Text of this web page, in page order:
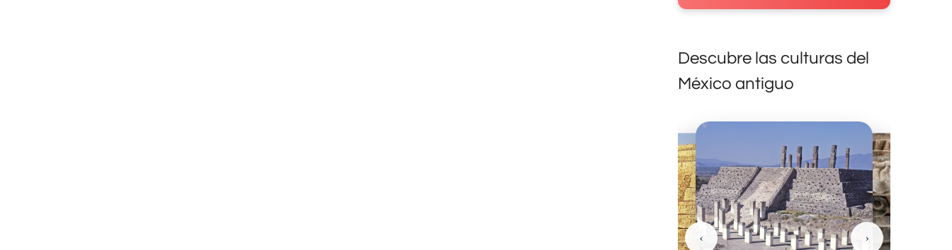
Descubre las culturas del
México antiguo
‹ ›